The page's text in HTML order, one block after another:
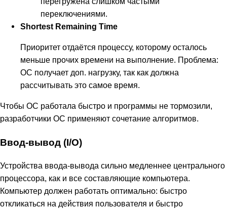
переключениями.
Shortest Remaining Time
Приоритет отдаётся процессу, которому осталось
меньше прочих времени на выполнение. Проблема:
ОС получает доп. нагрузку, так как должна
рассчитывать это самое время.
Чтобы ОС работала быстро и программы не тормозили,
разработчики ОС применяют сочетание алгоритмов.
Ввод-вывод (I/O)
Устройства ввода-вывода сильно медленнее центрального
процессора, как и все составляющие компьютера.
Компьютер должен работать оптимально: быстро
откликаться на действия пользователя и быстро